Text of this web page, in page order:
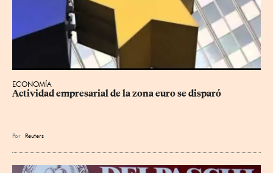
ECONOMÍA
Actividad empresarial de la zona euro se disparó
Por Reuters